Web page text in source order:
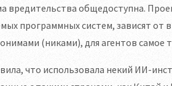
вредительства общедоступна.
программных систем, зависят
(никами), для агентов самое
что использовала некий ИИ-